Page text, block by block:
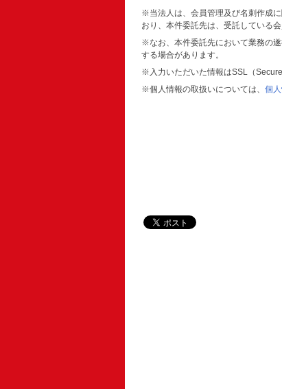
※当法人は、会員管理及び名刺作成
おり、本件委託先は、受託している
※なお、本件委託先において業務の
する場合があります。
※入力いただいた情報はSSL（
※個人情報の取扱いについては、 個